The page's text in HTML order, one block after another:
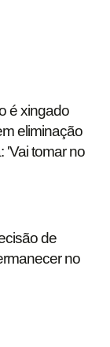
é xingado
eliminação
'Vai tomar no
de
no